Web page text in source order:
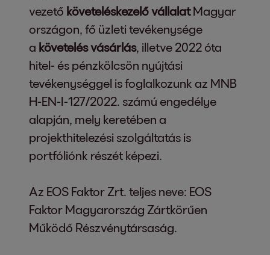
vezető követeléskezelő vállalatMagyar
országon, fő üzleti tevékenysége
a követelés vásárlás, illetve 2022 óta
hitel- és pénzkölcsön nyújtási
tevékenységgel is foglalkozunk az MNB
H-EN-I-127/2022. számú engedélye
alapján, mely keretében a
projekthitelezési szolgáltatás is
portfóliónk részét képezi.
Az EOS Faktor Zrt. teljes neve: EOS
Faktor Magyarország Zártkörűen
Működő Részvénytársaság.